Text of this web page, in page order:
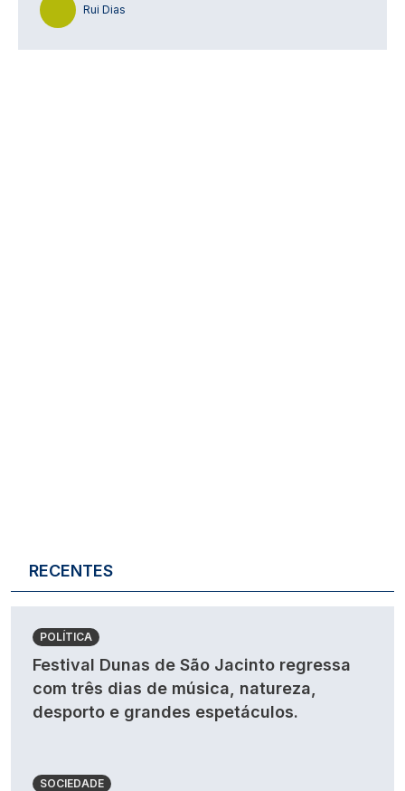
Rui Dias
RECENTES
POLÍTICA
Festival Dunas de São Jacinto regressa
com três dias de música, natureza,
desporto e grandes espetáculos.
SOCIEDADE